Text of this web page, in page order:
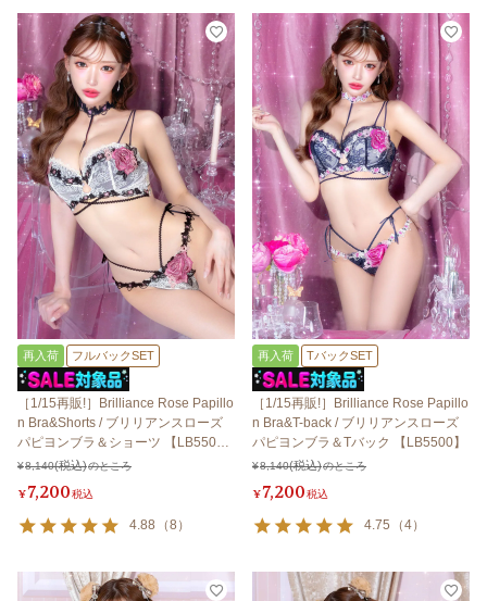
再入荷 フルバックSET
［1/15再販!］Brilliance Rose Papillo
n Bra&Shorts / ブリリアンスローズ
パピヨンブラ＆ショーツ 【LB550
0】
¥8,140 のところ
¥7,200税込
4.88 （8 ）
再入荷 TバックSET
［1/15再販!］Brilliance Rose Papillo
n Bra&T-back / ブリリアンスローズ
パピヨンブラ＆Tバック 【LB5500】
¥8,140 のところ
¥7,200税込
4.75 （4）